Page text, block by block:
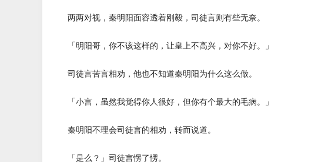
两两对视，秦明阳面容透着刚毅，司徒言则有些无奈。
「明阳哥，你不该这样的，让皇上不高兴，对你不好。」
司徒言苦言相劝，他也不知道秦明阳为什么这么做。
「小言，虽然我觉得你人很好，但你有个最大的毛病。」
秦明阳不理会司徒言的相劝，转而说道。
「是么？」司徒言愣了愣。